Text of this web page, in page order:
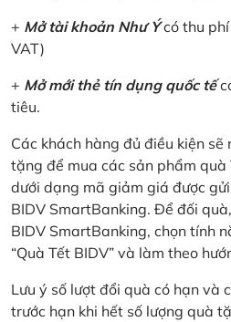
+ Mở tài khoản Như Ýcó thu
VAT)
+ Mở mới thẻ tín dụng quốc tế
tiêu.
Các khách hàng đủ điều kiện sẽ
tặng để mua các sản phẩm
dưới dạng mã giảm giá được
BIDV SmartBanking. Để đối
BIDV SmartBanking, chọn tính
“Quà Tết BIDV” và làm theo
Lưu ý số lượt đổi quà có hạn và
trước hạn khi hết số lượng quà